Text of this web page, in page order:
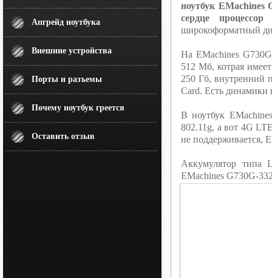
Апгрейд ноутбука
Внешние устройства
Порты и разъемы
Почему ноутбук греется
Оставить отзыв
ноутбук EMachines
сердце
широкоформатный
На EMachines
512 Мб, котрая
250 Гб, внутренний
Card. Есть динамики
В ноутбук
802.11g, а вот 4G
не поддерживается,
Аккумулятор типа
EMachines G730G-